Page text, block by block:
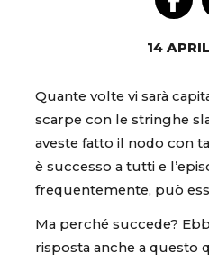
14
Quante volte vi sarà
scarpe con le stringhe
aveste fatto il nodo con
è successo a tutti e
frequentemente, può
Ma perché succede?
risposta anche a questo